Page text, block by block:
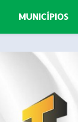
MUNICÍPIOS